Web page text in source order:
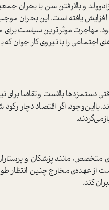
و بالارفتن سن با بحران
یافته است. این بحران
مهاجرت موثرترین سیاست برای
را با نیروی کار جوان که
بالاست و تقاضا برای
بااین‌وجود، اگر اقتصاد دچار
متخصص، مانند پزشکان و
از عهده‌ی مخارج چنین انتظار
کند.